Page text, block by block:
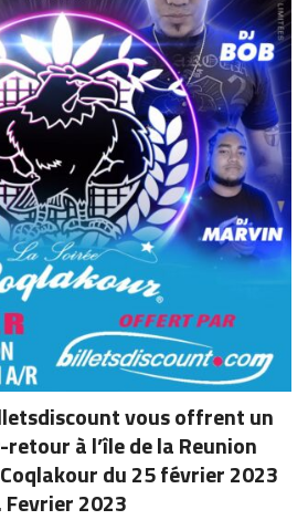
vous offrent un
à l’île de la Reunion
du 25 février 2023
2023